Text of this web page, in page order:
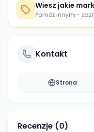
Wiesz jakie
Pomóż innym -
Kontakt
Strona
Recenzje (0)